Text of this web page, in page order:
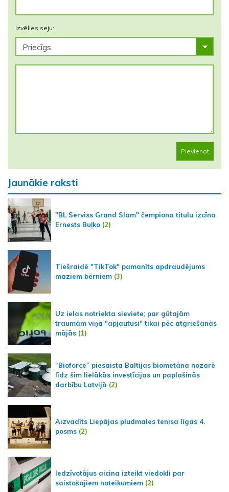
Izvēlies seju:
Pievienot
Jaunākie raksti
"BL Serviss Grand Slam" čempiona titulu izcīna
Ernests Buļko (2)
Tiešraidē "TikTok" pamanīts apdraudējums
maziem bērniem (3)
Uz ielas notriekta sieviete; par gūtajām
traumām viņa "apjautusi" tikai pēc atgriešanās
mājās (1)
“Bioforce” piesaista Baltijas biometāna nozarē
līdz šim lielākās investīcijas un paplašinās
darbību Latvijā (2)
Aizvadīts Liepājas pludmales tenisa līgas 4.
posms (2)
Iedzīvotājus aicina izteikt viedokli par
saistošajiem noteikumiem (2)